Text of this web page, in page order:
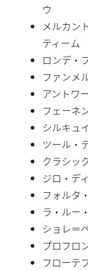
ウ
メルカン
ティーム
ロンデ・
ファンメ
アントワ
フェーネ
シルキュ
ツール・
クラシッ
ジロ・デ
フォルタ
ラ・ルー
ショレ＝
プロフロ
フローテ